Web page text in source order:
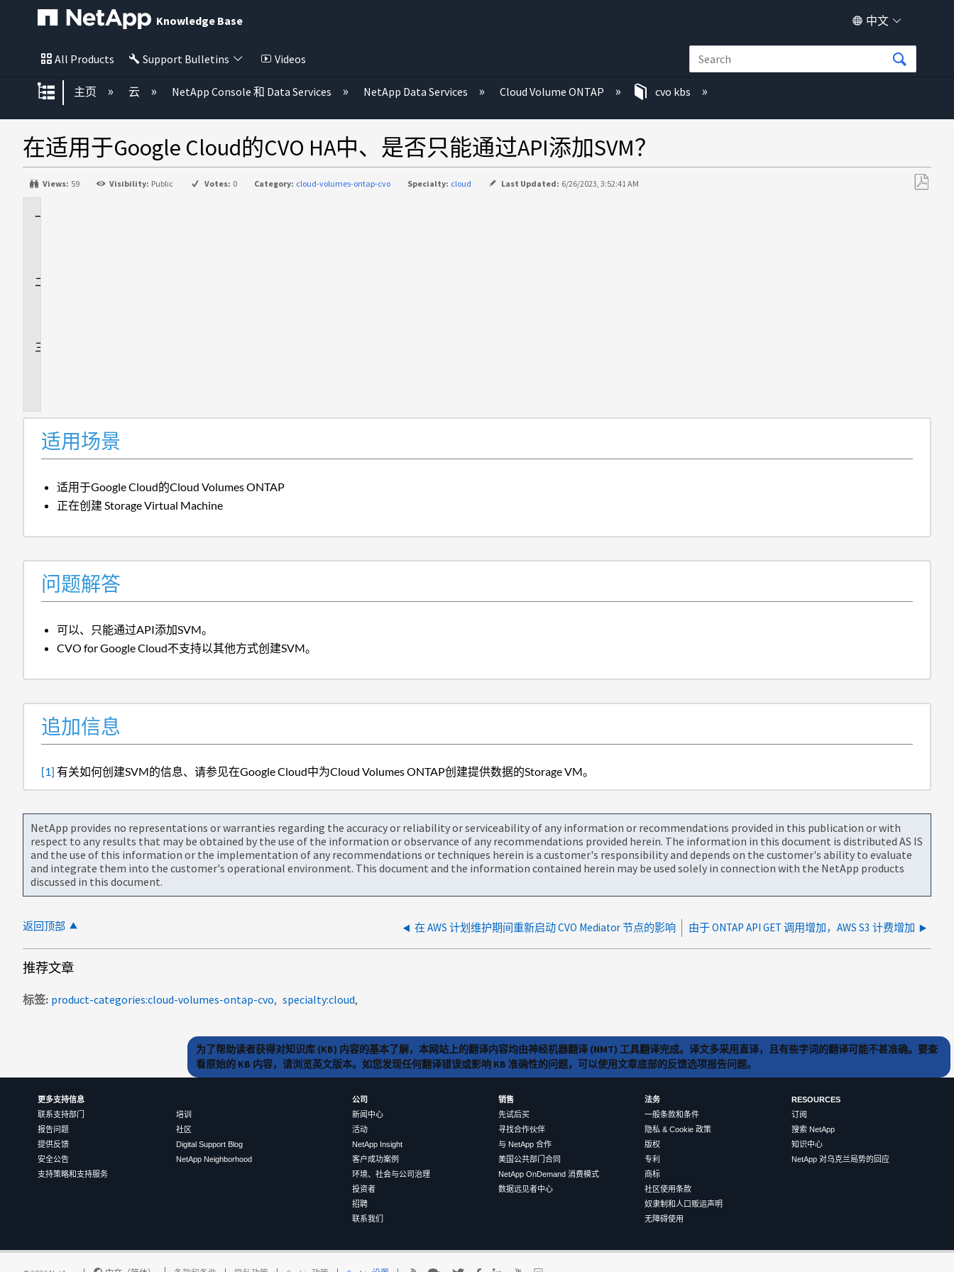
Knowledge Base 中文
All Products Support Bulletins Videos
扩展/隐缩全局层次
主页 云 NetApp Console 和 Data Services NetApp Data Services Cloud Volume ONTAP cvo kbs
在适用于Google Cloud的CVO HA中、是否只能通过API添加SVM？
Views: 59 Visibility: Public Votes: 0 Category: cloud-volumes-ontap-cvo Specialty: cloud Last Updated: 6/26/2023, 3:52:41 AM
适用场景
适用于Google Cloud的Cloud Volumes ONTAP
正在创建 Storage Virtual Machine
问题解答
可以、只能通过API添加SVM。
CVO for Google Cloud不支持以其他方式创建SVM。
追加信息
[1] 有关如何创建SVM的信息、请参见在Google Cloud中为Cloud Volumes ONTAP创建提供数据的Storage VM。
NetApp provides no representations or warranties regarding the accuracy or reliability or serviceability of any information or recommendations provided in this publication or with
respect to any results that may be obtained by the use of the information or observance of any recommendations provided herein. The information in this document is distributed AS IS
and the use of this information or the implementation of any recommendations or techniques herein is a customer's responsibility and depends on the customer's ability to evaluate
and integrate them into the customer's operational environment. This document and the information contained herein may be used solely in connection with the NetApp products
discussed in this document.
返回顶部 在 AWS 计划维护期间重新启动 CVO Mediator 节点的影响 由于 ONTAP API GET 调用增加，AWS S3 计费增加
推荐文章
标签 product-categories:cloud-volumes-ontap-cvo specialty:cloud
为了帮助读者获得对知识库 (KB) 内容的基本了解，本网站上的翻译内容均由神经机器翻译 (NMT) 工具翻译完成。译文多采用直译，且有些字词的翻译可能不甚准确。要查
看原始的 KB 内容，请浏览英文版本。如您发现任何翻译错误或影响 KB 准确性的问题，可以使用文章底部的反馈选项报告问题。
更多支持信息
联系支持部门
报告问题
提供反馈
安全公告
支持策略和支持服务
培训
社区
Digital Support Blog
NetApp Neighborhood
公司
新闻中心
活动
NetApp Insight
客户成功案例
环境、社会与公司治理
投资者
招聘
联系我们
销售
先试后买
寻找合作伙伴
与 NetApp 合作
美国公共部门合同
NetApp OnDemand 消费模式
数据远见者中心
法务
一般条款和条件
隐私 & Cookie 政策
版权
专利
商标
社区使用条款
奴隶制和人口贩运声明
无障碍使用
RESOURCES
订阅
搜索 NetApp
知识中心
NetApp 对乌克兰局势的回应